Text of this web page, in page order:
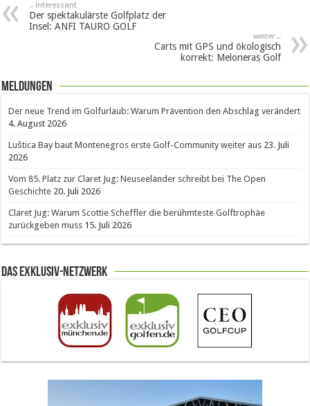
.. interessant
Der spektakulärste Golfplatz der
Insel: ANFI TAURO GOLF
weiter ..
Carts mit GPS und ökologisch
korrekt: Meloneras Golf
Meldungen
Der neue Trend im Golfurlaub: Warum Prävention den Abschlag verändert
4. August 2026
Luštica Bay baut Montenegros erste Golf-Community weiter aus 23. Juli
2026
Vom 85. Platz zur Claret Jug: Neuseeländer schreibt bei The Open
Geschichte 20. Juli 2026
Claret Jug: Warum Scottie Scheffler die berühmteste Golftrophäe
zurückgeben muss 15. Juli 2026
Das Exklusiv-Netzwerk